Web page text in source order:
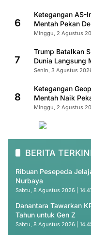
6
Ketegangan AS-
Mentah Pekan
Minggu, 2 Agustus
7
Trump Batalkan
Dunia Langsung
Senin, 3 Agustus
8
Ketegangan
Mentah Naik
Minggu, 2 Agustus
BERITA
Ribuan Pesepeda
Nurbaya
Sabtu, 8 Agustus 2026 |
Danantara Tawarkan
Tahun untuk Gen Z
Sabtu, 8 Agustus 2026 |